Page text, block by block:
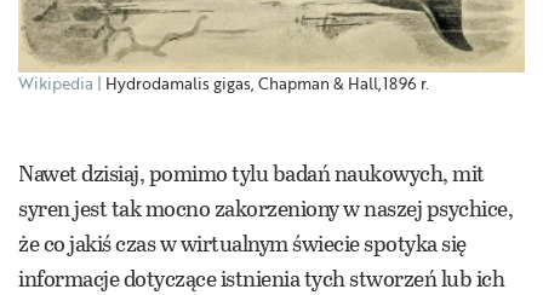
Wikipedia Hydrodamalis gigas, Chapman & Hall,1896 r.
Nawet dzisiaj, pomimo tylu badań naukowych, mit
syren jest tak mocno zakorzeniony w naszej psychice,
że co jakiś czas w wirtualnym świecie spotyka się
informacje dotyczące istnienia tych stworzeń lub ich